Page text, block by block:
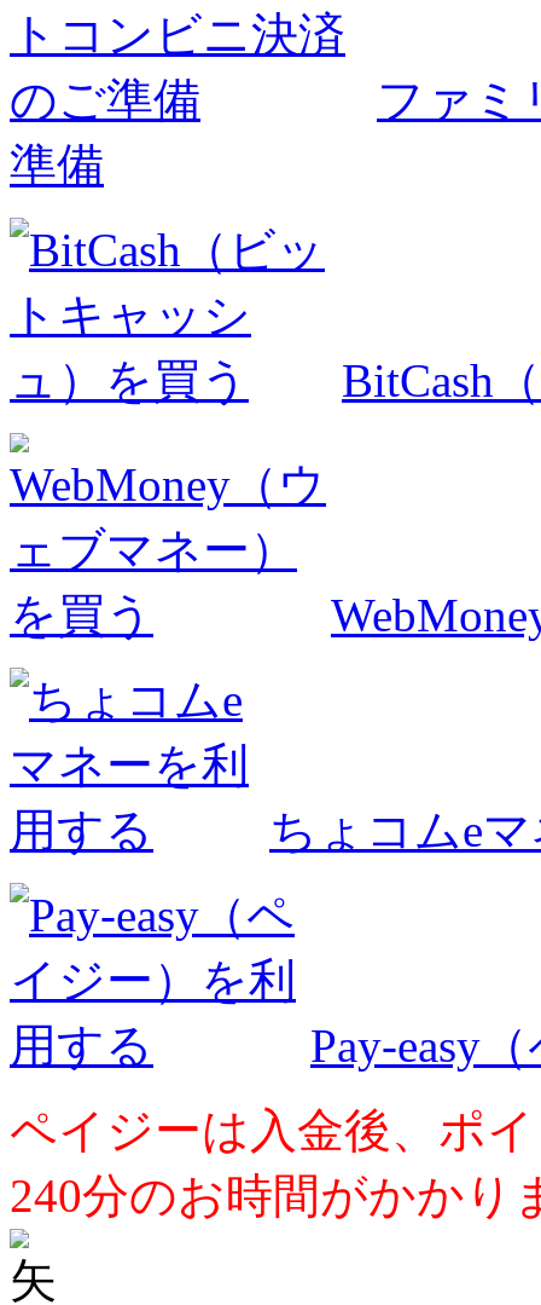
ファミ
準備
BitCash
ちょコムe
Pay-easy
ペイジーは入金後、ポ
240分のお時間がかかり